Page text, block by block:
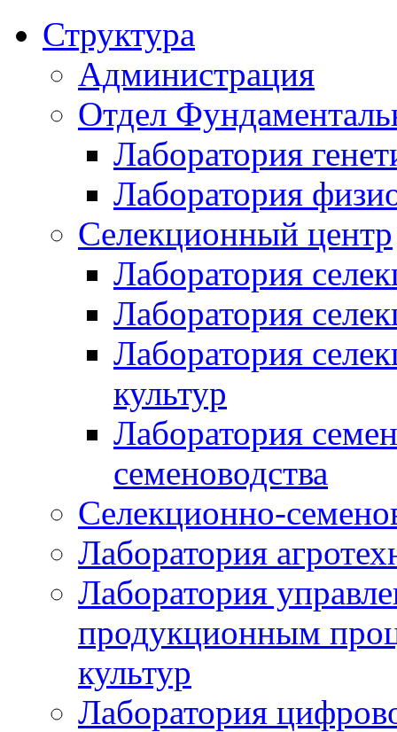
Структура
Администрация
Отдел
Лаборатория
Лаборатория
Селекционный центр
Лаборатория
Лаборатория
Лаборатория
культур
Лаборатория
семеноводства
Селекционно-
Лаборатория
Лаборатория
продукционным
культур
Лаборатория